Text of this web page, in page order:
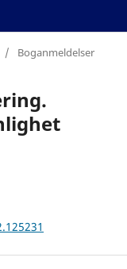
/ Boganmeldelser